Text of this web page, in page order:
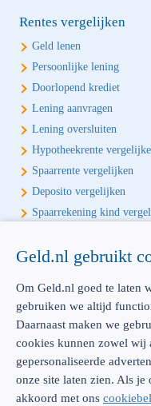
Rentes vergelijken
Geld lenen
Persoonlijke lening
Doorlopend krediet
Lening aanvragen
Lening oversluiten
Hypotheekrente
Spaarrente vergelijken
Deposito vergelijken
Spaarrekening kind
Écht onafhankelijk
bankproducten. Vergelijk,
geen euro te veel!
AFM:
Geld.nl gebruikt
Om Geld.nl goed te laten
gebruiken we altijd
Daarnaast maken we
cookies kunnen zowel wij
gepersonaliseerde
onze site laten zien. Als
akkoord met ons